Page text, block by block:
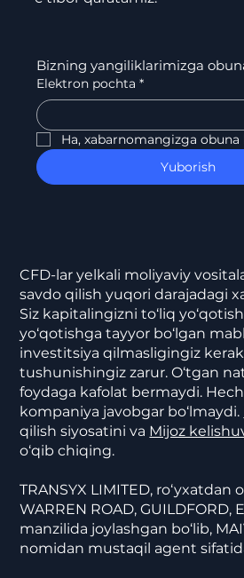
Bizning yangiliklarimizga
Elektron pochta *
Ha, xabarnomangizga obuna
Yuborish
CFD-lar yelkali moliyaviy
savdo qilish yuqori darajadagi
Siz kapitalingizni to‘liq
yo‘qotishga tayyor bo‘lgan
investitsiya qilmasligingiz kerak
tushunishingiz zarur. O‘tgan
foydaga kafolat bermaydi.
kompaniya javobgar bo‘lmaydi.
qilish siyosatini va Mijoz
o‘qib chiqing.
TRANSYX LIMITED, ro‘yxatdan
WARREN ROAD, GUILDFORD,
manzilida joylashgan bo‘lib,
nomidan mustaqil agent